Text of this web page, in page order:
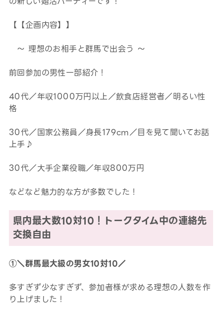
【【企画内容】】
～ 理想のお相手と群馬で出会う ～
前回参加の男性一部紹介！
40代／年収1000万円以上／飲食店経営者／明るい性
格
30代／国家公務員／身長179cm／目を見て聞いてお話
上手♪
30代／大手企業役職／年収800万円
などなど魅力的な方が多数でした！
県内最大数10対10！トークタイム中の連絡先
交換自由
①＼群馬最大級の男女10対10／
多すぎず少なすぎず、参加者様が求める理想の人数を作
り上げました！